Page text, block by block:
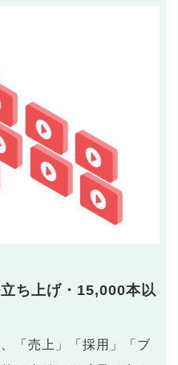
ち上げ・15,000本以
「売上」「採用」「ブ